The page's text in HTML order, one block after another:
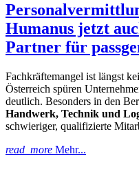
Humanus jetzt
Partner für
Fachkräftemangel ist längst
Österreich spüren
deutlich. Besonders in den
Handwerk, Technik und
schwieriger, qualifizierte
read_more Mehr...